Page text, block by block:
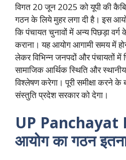
विगत 20 जून 2025 को यूपी की
गठन के लिये मुहर लगा दी है। इस
कि पंचायत चुनावों में अन्य पिछड़ा
कराना। यह आयोग आगामी समय में
लेकर विभिन्न जनपदों और पंचायतों में
सामाजिक आर्थिक स्थिति और स्थानीय
विश्लेषण करेगा। पूरी समीक्षा करने
संस्तुति प्रदेश सरकार को देगा।
UP Panchayat
आयोग का गठन